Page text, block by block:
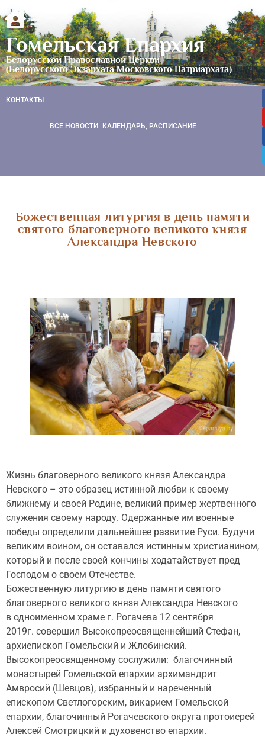
Гомельская Епархия
Белорусской Православной Церкви
(Белорусского Экзархата Московского Патриархата)
КОНТАКТЫ
ВСЕ НОВОСТИ КАЛЕНДАРЬ, РАСПИСАНИЕ
Божественная литургия в день памяти
святого благоверного великого князя
Александра Невского
Жизнь благоверного великого князя Александра
Невского – это образец истинной любви к своему
ближнему и своей Родине, великий пример жертвенного
служения своему народу. Одержанные им военные
победы определили дальнейшее развитие Руси. Будучи
великим воином, он оставался истинным христианином,
который и после своей кончины ходатайствует пред
Господом о своем Отечестве.
Божественную литургию в день памяти святого
благоверного великого князя Александра Невского
в одноименном храме г. Рогачева 12 сентября
2019г. совершил Высокопреосвященнейший Стефан,
архиепископ Гомельский и Жлобинский.
Высокопреосвященному сослужили: благочинный
монастырей Гомельской епархии архимандрит
Амвросий (Шевцов), избранный и нареченный
епископом Светлогорским, викарием Гомельской
епархии, благочинный Рогачевского округа протоиерей
Алексей Смотрицкий и духовенство епархии.